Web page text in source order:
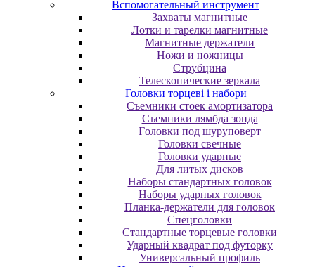
Вспомогательный инструмент
Захваты магнитные
Лотки и тарелки магнитные
Магнитные держатели
Ножи и ножницы
Струбцина
Телескопические зеркала
Головки торцеві і набори
Cъeмники cтoeк aмopтизaтopa
Cъeмники лямбдa зoндa
Гoлoвки пoд шуpупoвepт
Головки свечные
Головки ударные
Для литых дисков
Наборы стандартных головок
Наборы ударных головок
Планка-держатели для головок
Спецголовки
Стандартные торцевые головки
Ударный квадрат под футорку
Универсальный профиль